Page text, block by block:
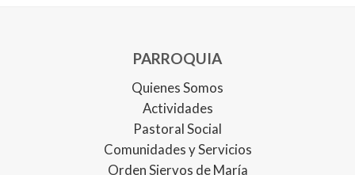
PARROQUIA
Quienes Somos
Actividades
Pastoral Social
Comunidades y Servicios
Orden Siervos de María